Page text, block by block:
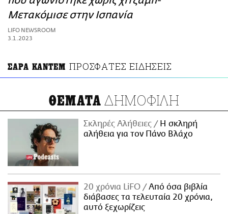
ΑΜΠΑ
PRINT
Μετακόμισε στην Ισπανία
LIFO NEWSROOM
3.1.2023
ΣΑΡΑ ΚΑΝΤΕΜ ΠΡΟΣΦΑΤΕΣ ΕΙΔΗΣΕΙΣ
ΘΕΜΑΤΑ ΔΗΜΟΦΙΛΗ
Σκληρές Αλήθειες
H σκληρή
αλήθεια για τον Πάνο Βλάχο
20 χρόνια LiFO
Από όσα βιβλία
διάβασες τα τελευταία 20 χρόνια,
αυτό ξεχωρίζεις